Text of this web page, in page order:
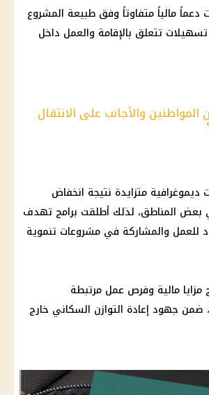
دعماً مالياً متفاوتاً وفق طبيعة المشروع
تتعلق بالإقامة والعمل داخل
والأجانب على الانتقال
ديموغرافية متزايدة نتيجة انخفاض
المناطق، لذلك أطلقت برامج تهدف
والمشاركة في مشروعات تنموية
مالية وفرص عمل مرتبطة
ضمن جهود إعادة التوازن السكاني خارج